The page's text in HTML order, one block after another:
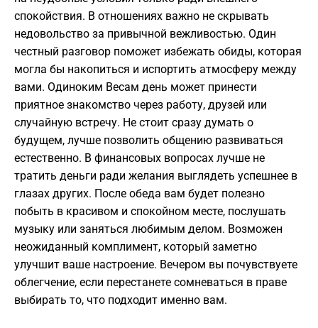
спокойствия. В отношениях важно не скрывать
недовольство за привычной вежливостью. Один
честный разговор поможет избежать обиды, которая
могла бы накопиться и испортить атмосферу между
вами. Одиноким Весам день может принести
приятное знакомство через работу, друзей или
случайную встречу. Не стоит сразу думать о
будущем, лучше позволить общению развиваться
естественно. В финансовых вопросах лучше не
тратить деньги ради желания выглядеть успешнее в
глазах других. После обеда вам будет полезно
побыть в красивом и спокойном месте, послушать
музыку или заняться любимым делом. Возможен
неожиданный комплимент, который заметно
улучшит ваше настроение. Вечером вы почувствуете
облегчение, если перестанете сомневаться в праве
выбирать то, что подходит именно вам.